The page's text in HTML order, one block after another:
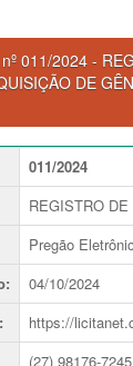
011/2024 -
DE
011/2024
REGISTRO
Pregão
:
04/10/2024
:
https://
(27) 98176-7245